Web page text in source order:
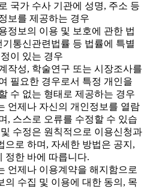
국가 수사 기관에 성명, 주소 등
보를 제공하는 경우
정보의 이용 및 보호에 관한 법
기통신관련법률 등 법률에 특별
이 있는 경우
작성, 학술연구 또는 시장조사를
필요한 경우로서 특정 개인을
수 없는 형태로 제공하는 경우
언제나 자신의 개인정보를 열람
, 스스로 오류를 수정할 수 있습
수정은 원칙적으로 이용신청과
으로 하며, 자세한 방법은 공지,
정한 바에 따릅니다.
언제나 이용계약을 해지함으로
의 수집 및 이용에 대한 동의, 목